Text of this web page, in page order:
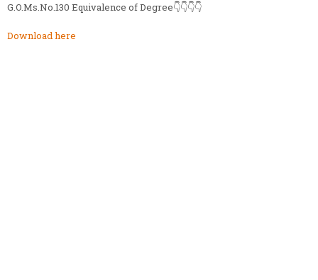
G.O.Ms.No.130 Equivalence of Degree👇👇👇👇
Download here